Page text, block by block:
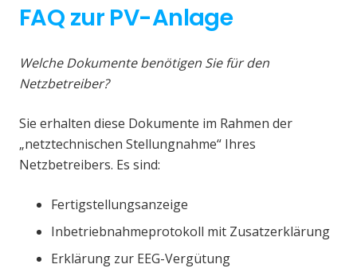
FAQ zur PV-Anlage
Welche Dokumente benötigen Sie für den
Netzbetreiber?
Sie erhalten diese Dokumente im Rahmen der
„netztechnischen Stellungnahme“ Ihres
Netzbetreibers. Es sind:
Fertigstellungsanzeige
Inbetriebnahmeprotokoll mit Zusatzerklärung
Erklärung zur EEG-Vergütung